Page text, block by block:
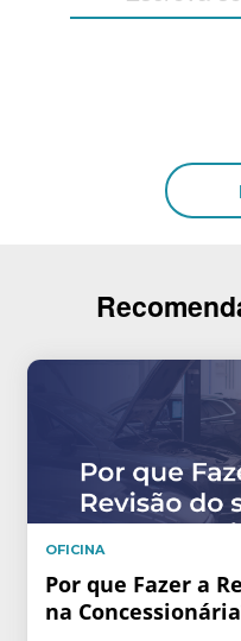
OFICINA
Por que Fazer a
na